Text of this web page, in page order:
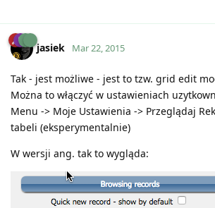
jasiek Mar 22, 2015
Tak - jest możliwe - jest to tzw. grid edit
Można to włączyć w ustawieniach
Menu -> Moje Ustawienia -> Przeglądaj
tabeli (eksperymentalnie)
W wersji ang. tak to wygląda: